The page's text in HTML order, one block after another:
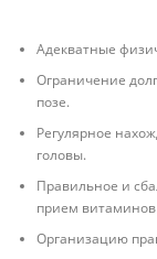
Адекватные
Ограничение
позе.
Регулярное
головы.
Правильное и
прием
Организацию